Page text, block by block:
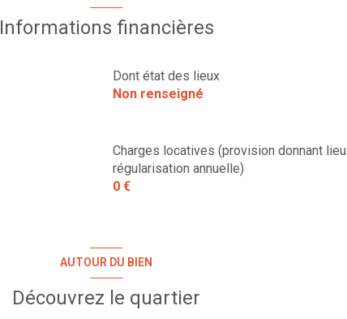
Informations financières
Dont état des lieux
Non renseigné
Charges locatives (provision donnant
régularisation annuelle)
0 €
AUTOUR DU BIEN
Découvrez le quartier